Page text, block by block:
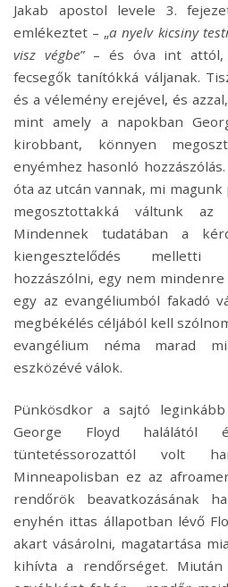
Jakab apostol levele 3.
emlékeztet – „a nyelv kicsiny
visz végbe” – és óva int attól,
fecsegők tanítókká váljanak.
és a vélemény erejével, és
mint amely a napokban
kirobbant, könnyen
enyémhez hasonló
óta az utcán vannak, mi
megosztottakká váltunk az
Mindennek tudatában a
kiengesztelődés melletti
hozzászólni, egy nem
egy az evangéliumból fakadó
megbékélés céljából kell
evangélium néma marad
eszközévé válok.
Pünkösdkor a sajtó
George Floyd
tüntetéssorozattól volt
Minneapolisban ez az
rendőrök beavatkozásának
enyhén ittas állapotban lévő
akart vásárolni, magatartása
kihívta a rendőrséget.